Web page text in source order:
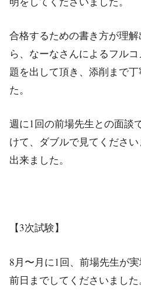
合格するための書き方が理
ら、なーなさんによるフル
題を出して頂き、添削まで
た。
週に1回の前場先生との面談
けて、ダブルで見てくださ
出来ました。
【3次試験】
8月〜月に1回、前場先生が
前日までしてくださいました